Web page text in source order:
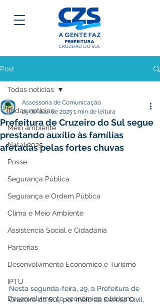
Post
Todas notícias
Meio ambiente
Natal 2025
Posse
Segurança Pública
Segurança e Ordem Pública
Clima e Meio Ambiente
Assistência Social e Cidadania
Parcerias
Desenvolvimento Econômico e Turismo
IPTU
Desenvolvimento econômico e turismo
Todas notícias
Prefeitura de Cruzeiro do Sul segue
prestando auxílio às famílias
afetadas pelas fortes chuvas
Assessoria de Comunicação
29 de dez. de 2025 1 min de leitura
Nesta segunda-feira, 29, a Prefeitura de
Cruzeiro do Sul, por meio da Defesa Civil,